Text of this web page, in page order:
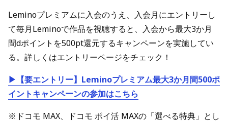
Leminoプレミアムに入会のうえ、入会月にエントリーし
て毎月Leminoで作品を視聴すると、入会から最大3か月
間dポイントを500pt還元するキャンペーンを実施してい
る。詳しくはエントリーページをチェック！
▶【要エントリー】Leminoプレミアム最大3か月間500ポ
イントキャンペーンの参加はこちら
※ドコモ MAX、ドコモ ポイ活 MAXの「選べる特典」とし